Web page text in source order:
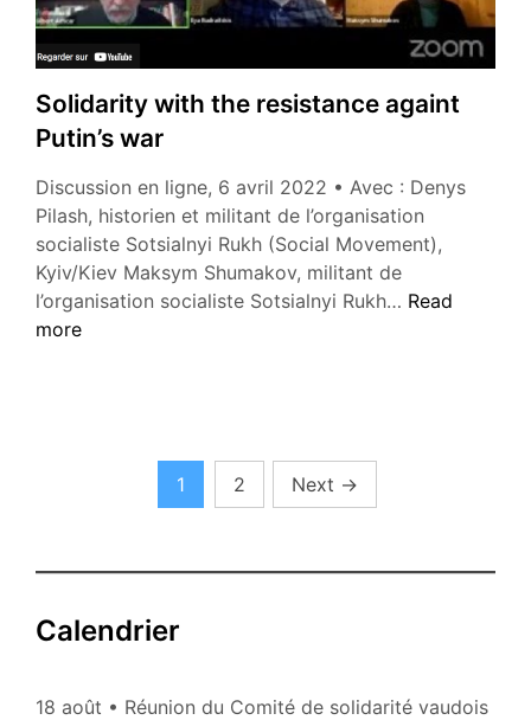
Solidarity with the resistance againt
Putin’s war
Discussion en ligne, 6 avril 2022 • Avec : Denys
Pilash, historien et militant de l’organisation
socialiste Sotsialnyi Rukh (Social Movement),
Kyiv/Kiev Maksym Shumakov, militant de
l’organisation socialiste Sotsialnyi Rukh… Solidarity
Read
more
Pagination
publications
1 2 Next →
Calendrier
18 août • Réunion du Comité de solidarité vaudois